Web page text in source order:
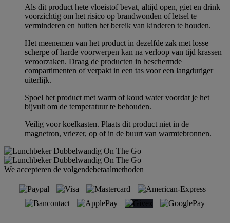
Als dit product hete vloeistof bevat, altijd open, giet en drink
voorzichtig om het risico op brandwonden of letsel te
verminderen en buiten het bereik van kinderen te houden.
Het meenemen van het product in dezelfde zak met losse
scherpe of harde voorwerpen kan na verloop van tijd krassen
veroorzaken. Draag de producten in beschermde
compartimenten of verpakt in een tas voor een langduriger
uiterlijk.
Spoel het product met warm of koud water voordat je het
bijvult om de temperatuur te behouden.
Veilig voor koelkasten. Plaats dit product niet in de
magnetron, vriezer, op of in de buurt van warmtebronnen.
We accepteren de volgendebetaalmethoden